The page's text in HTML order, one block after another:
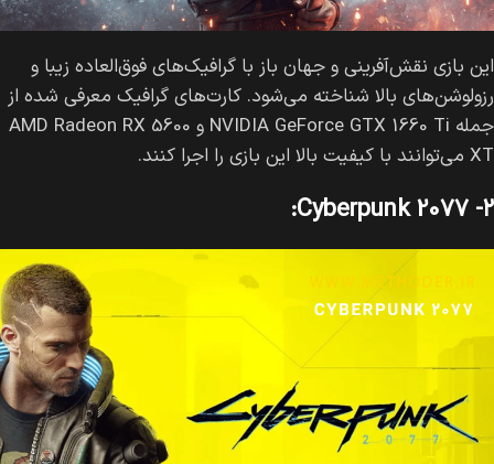
این بازی نقش‌آفرینی و جهان باز با گرافیک‌های فوق‌العاده زیبا و
رزولوشن‌های بالا شناخته می‌شود. کارت‌های گرافیک معرفی شده از
جمله NVIDIA GeForce GTX 1660 Ti و AMD Radeon RX 5600
XT می‌توانند با کیفیت بالا این بازی را اجرا کنند.
۲- Cyberpunk 2077: